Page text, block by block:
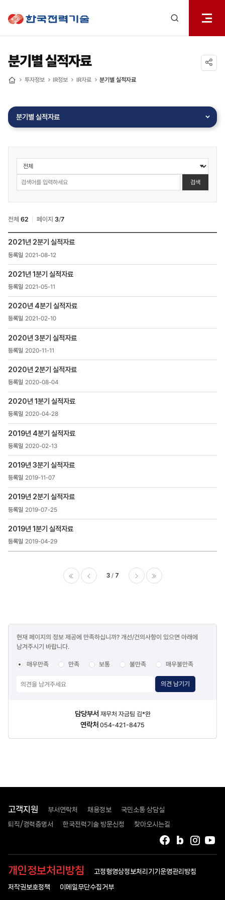
열기
분기별 실적자료
투자정보 IR정보 IR자료 분기별 실적자료
분기별 실적자료
투자정보
>
IR정보
>
IR자료
분기별실적자료
검색
전체 62 페이지 3/7
>
IR정보
>
IR자료
>
목록
번호,
등록일
,
첨부파일
,
조회수
2021년 2분기 실적자료
2021-08-12
2021년 1분기 실적자료
2021-05-11
2020년 4분기 실적자료
2021-02-10
2020년 3분기 실적자료
2020-11-11
2020년 2분기 실적자료
2020-08-04
2020년 1분기 실적자료
2020-04-28
2019년 4분기 실적자료
2020-02-13
2019년 3분기 실적자료
2019-11-07
2019년 2분기 실적자료
2019-07-25
2019년 1분기 실적자료
2019-04-29
3 7
만족도
조사
현재 페이지의 정보 제공에 만족하십니까? 개선/건의사항이 있으면 아래에
남겨주시기 바랍니다.
매우만족 만족 보통 불만족 매우불만족
의견 남기기
담당부서 재무처 자금팀 김*완
연락처 054-421-8475
고객지원 부서연락처 채용정보 국민소통 상담실
퇴직/경력증명서 한국전력기술 방문신청 찾아오시는길
인스
블로그
페이스북
개인정보처리방침 고정형영상정보처리기기운영관리방침
저작권보호정책 이메일무단수집거부